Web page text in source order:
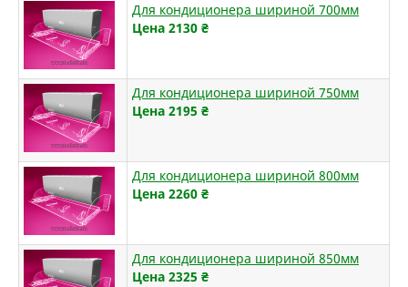
Для кондиционера шириной 700мм
Цена 2130 ₴
Для кондиционера шириной 750мм
Цена 2195 ₴
Для кондиционера шириной 800мм
Цена 2260 ₴
Для кондиционера шириной 850мм
Цена 2325 ₴